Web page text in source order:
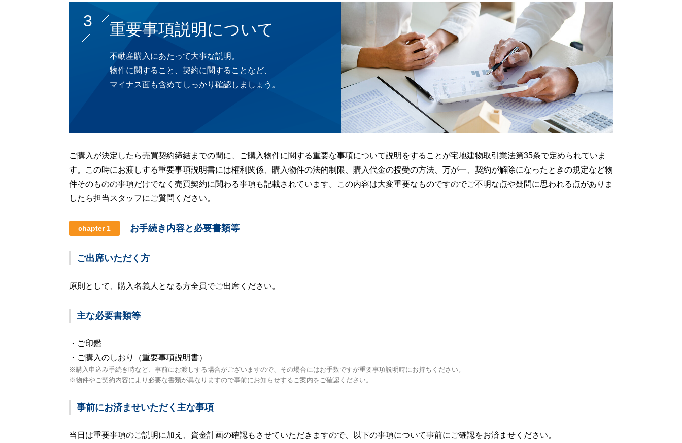
3 重要事項説明について
不動産購入にあたって大事な説明。
物件に関すること、契約に関することなど、
マイナス面も含めてしっかり確認しましょう。
ご購入が決定したら売買契約締結までの間に、ご購入物件に関する重要な事項について説明をすることが宅地建物取引業法第35条で定められていま
す。この時にお渡しする重要事項説明書には権利関係、購入物件の法的制限、購入代金の授受の方法、万が一、契約が解除になったときの規定など物
件そのものの事項だけでなく売買契約に関わる事項も記載されています。この内容は大変重要なものですのでご不明な点や疑問に思われる点がありま
したら担当スタッフにご質問ください。
chapter 1 お手続き内容と必要書類等
ご出席いただく方
原則として、購入名義人となる方全員でご出席ください。
主な必要書類等
・ご印鑑
・ご購入のしおり（重要事項説明書）
※購入申込み手続き時など、事前にお渡しする場合がございますので、その場合にはお手数ですが重要事項説明時にお持ちください。
※物件やご契約内容により必要な書類が異なりますので事前にお知らせするご案内をご確認ください。
事前にお済ませいただく主な事項
当日は重要事項のご説明に加え、資金計画の確認もさせていただきますので、以下の事項について事前にご確認をお済ませください。